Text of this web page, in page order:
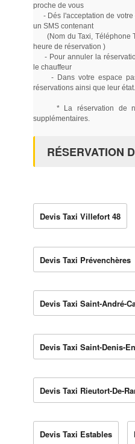
proche de vous
- Dés l'acceptation de votre
un SMS contenant
(Nom du Taxi, Téléphone
heure de réservation )
- Pour annuler la
le chauffeur
- Dans votre espace
réservations ainsi que leur état.
* La réservation de
supplémentaires.
RÉSERVATION
Devis Taxi Villefort 48
Devis Taxi Prévenchères
Devis Taxi Saint-André-
Devis Taxi Saint-Denis-
Devis Taxi Rieutort-De-
Devis Taxi Estables